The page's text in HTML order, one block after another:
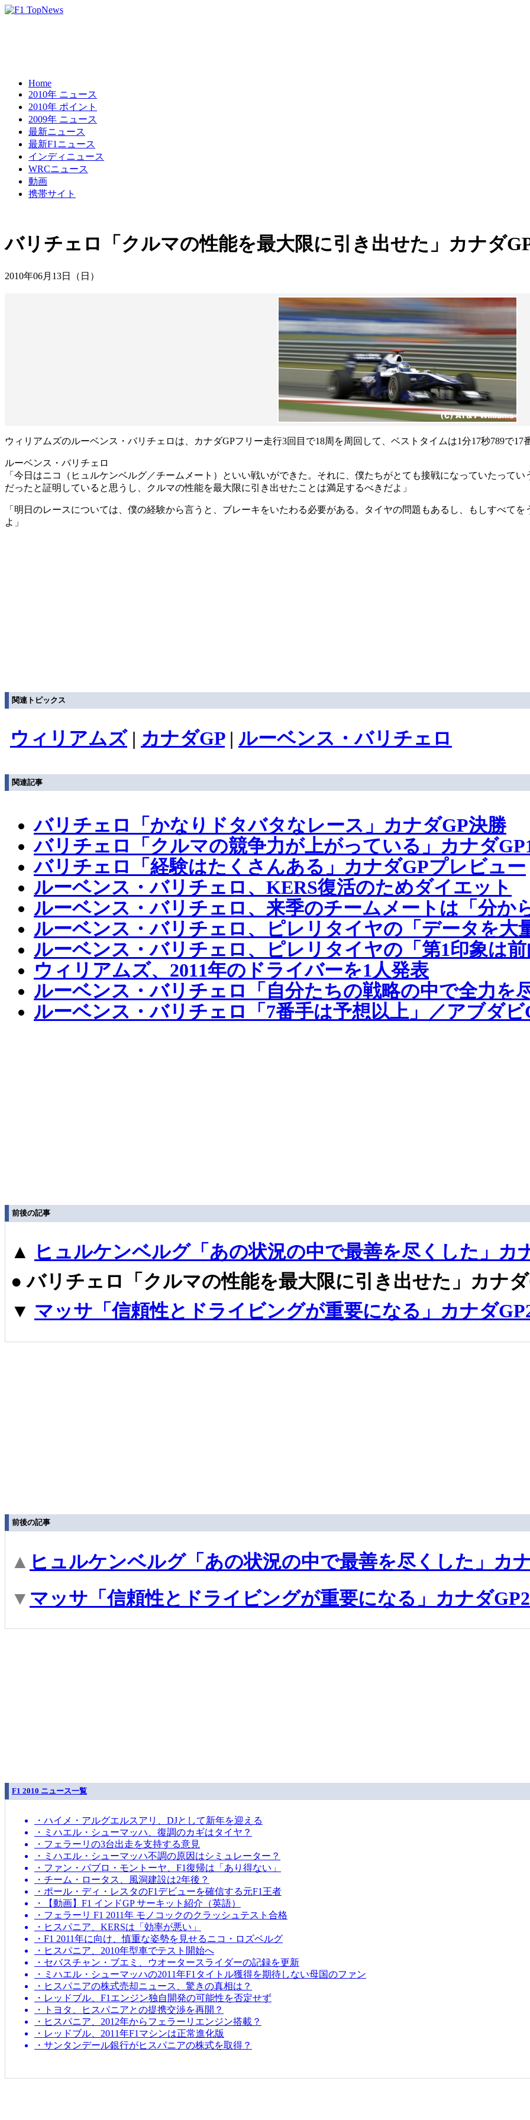
Home
2010年 ニュース
2010年 ポイント
2009年 ニュース
最新ニュース
最新F1ニュース
インディニュース
WRCニュース
動画
携帯サイト
バリチェロ「クルマの性能を最大限に引き出せた」カナダ
2010年06月13日（日）
ウィリアムズのルーベンス・バリチェロは、カナダGPフリー走行3回目で18周を周回して、ベストタイムは1分17秒789で
ルーベンス・バリチェロ
「今日はニコ（ヒュルケンベルグ／チームメート）といい戦いができた。それに、僕たちがとても接戦になっていたって
だったと証明していると思うし、クルマの性能を最大限に引き出せたことは満足するべきだよ」
「明日のレースについては、僕の経験から言うと、ブレーキをいたわる必要がある。タイヤの問題もあるし、もしすべて
よ」
関連トピックス
ウィリアムズ| カナダGP| ルーベンス・バリチェロ
関連記事
バリチェロ「かなりドタバタなレース」カナダGP決勝
バリチェロ「クルマの競争力が上がっている」カナダ
バリチェロ「経験はたくさんある」カナダGPプレビュー
ルーベンス・バリチェロ、KERS復活のためダイエット
ルーベンス・バリチェロ、来季のチームメートは「分か
ルーベンス・バリチェロ、ピレリタイヤの「データを大
ルーベンス・バリチェロ、ピレリタイヤの「第1印象は
ウィリアムズ、2011年のドライバーを1人発表
ルーベンス・バリチェロ「自分たちの戦略の中で全力を
ルーベンス・バリチェロ「7番手は予想以上」／アブダビ
前後の記事
▲ ヒュルケンベルグ「あの状況の中で最善を尽くした」カ
●バリチェロ「クルマの性能を最大限に引き出せた」カナ
▼ マッサ「信頼性とドライビングが重要になる」カナダ
前後の記事
▲ ヒュルケンベルグ「あの状況の中で最善を尽くした」カ
▼ マッサ「信頼性とドライビングが重要になる」カナダ
F1 2010 ニュース一覧
・ハイメ・アルグエルスアリ、DJとして新年を迎える
・ミハエル・シューマッハ、復調のカギはタイヤ？
・フェラーリの3台出走を支持する意見
・ミハエル・シューマッハ不調の原因はシミュレーター？
・ファン・パブロ・モントーヤ、F1復帰は「あり得ない」
・チーム・ロータス、風洞建設は2年後？
・ポール・ディ・レスタのF1デビューを確信する元F1王者
・【動画】F1 インドGP サーキット紹介（英語）
・フェラーリ F1 2011年 モノコックのクラッシュテスト合格
・ヒスパニア、KERSは「効率が悪い」
・F1 2011年に向け、慎重な姿勢を見せるニコ・ロズベルグ
・ヒスパニア、2010年型車でテスト開始へ
・セバスチャン・ブエミ、ウオータースライダーの記録を更新
・ミハエル・シューマッハの2011年F1タイトル獲得を期待しない母国のファン
・ヒスパニアの株式売却ニュース、驚きの真相は？
・レッドブル、F1エンジン独自開発の可能性を否定せず
・トヨタ、ヒスパニアとの提携交渉を再開？
・ヒスパニア、2012年からフェラーリエンジン搭載？
・レッドブル、2011年F1マシンは正常進化版
・サンタンデール銀行がヒスパニアの株式を取得？